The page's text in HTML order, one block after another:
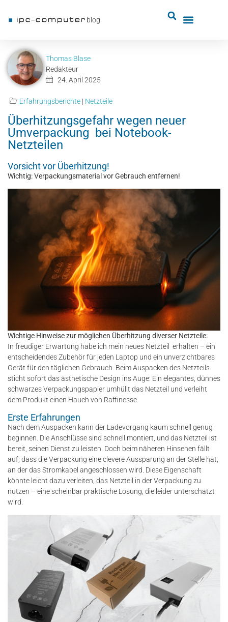
blog
Thomas Blase
Redakteur
24. April 2025
Erfahrungsberichte| Netzteile
Überhitzungsgefahr wegen neuer
Umverpackung bei Notebook-
Netzteilen
Vorsicht vor Überhitzung!
Wichtig: Verpackungsmaterial vor Gebrauch entfernen!
Wichtige Hinweise zur möglichen Überhitzung diverser Netzteile:
In freudiger Erwartung habe ich mein neues Netzteil erhalten – ein
entscheidendes Zubehör für jeden Laptop und ein unverzichtbares
Gerät für den täglichen Gebrauch. Beim Auspacken des Netzteils
sticht sofort das ästhetische Design ins Auge: Ein elegantes, dünnes
schwarzes Verpackungspapier umhüllt das Netzteil und verleiht
dem Produkt einen Hauch von Raffinesse.
Erste Erfahrungen
Nach dem Auspacken kann der Ladevorgang kaum schnell genug
beginnen. Die Anschlüsse sind schnell montiert, und das Netzteil ist
bereit, seinen Dienst zu leisten. Doch beim näheren Hinsehen fällt
auf, dass die Verpackung eine clevere Aussparung an der Stelle hat,
an der das Stromkabel angeschlossen wird. Diese Eigenschaft
könnte leicht dazu verleiten, das Netzteil in der Verpackung zu
nutzen – eine scheinbar praktische Lösung, die leider unterschätzt
wird.